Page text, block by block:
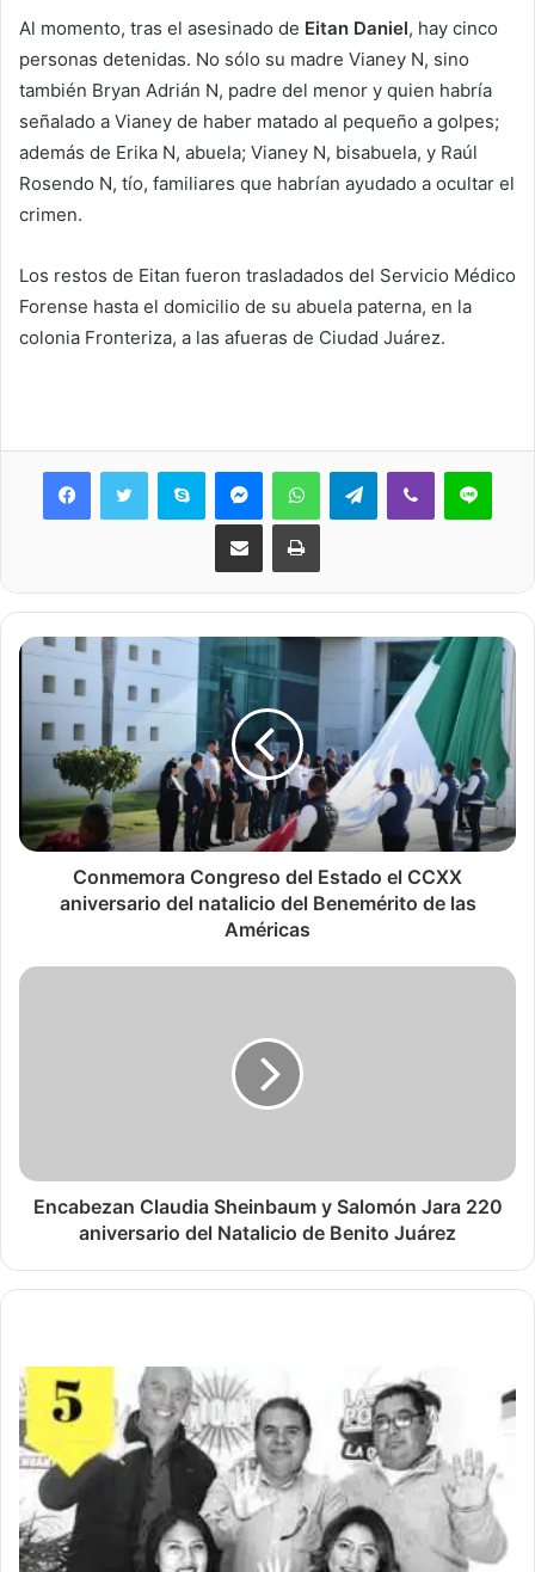
Al momento, tras el asesinado de Eitan Daniel, hay cinco
personas detenidas. No sólo su madre Vianey N, sino
también Bryan Adrián N, padre del menor y quien habría
señalado a Vianey de haber matado al pequeño a golpes;
además de Erika N, abuela; Vianey N, bisabuela, y Raúl
Rosendo N, tío, familiares que habrían ayudado a ocultar el
crimen.
Los restos de Eitan fueron trasladados del Servicio Médico
Forense hasta el domicilio de su abuela paterna, en la
colonia Fronteriza, a las afueras de Ciudad Juárez.
Skype MessengerWhatsAppTelegramViber Line
Share via Email Print
Conmemora Congreso del Estado el CCXX
aniversario del natalicio del Benemérito de las
Américas
Encabezan Claudia Sheinbaum y Salomón Jara 220
aniversario del Natalicio de Benito Juárez